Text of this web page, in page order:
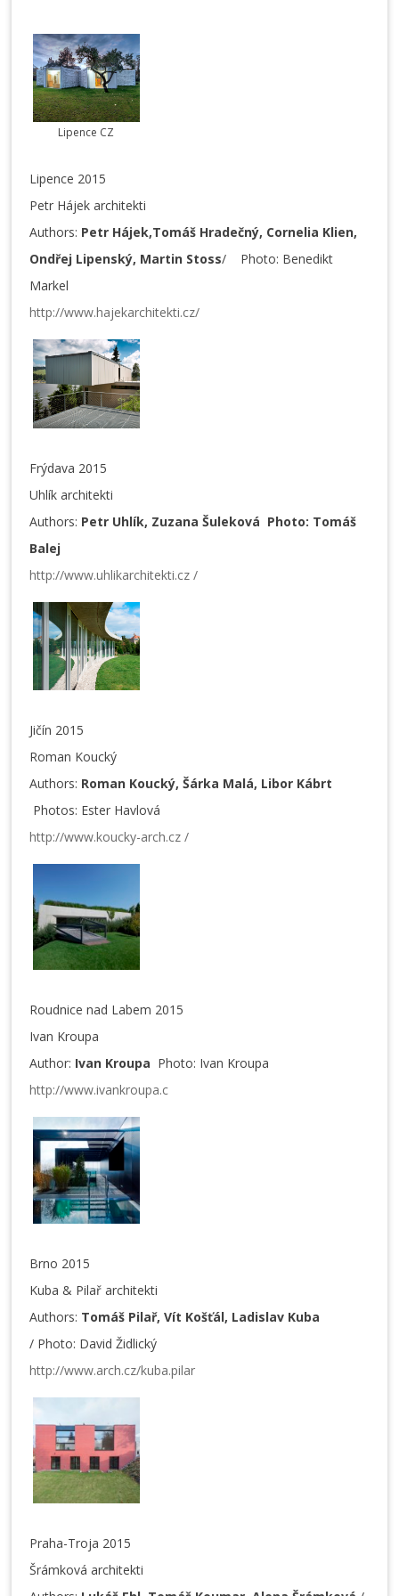
Lipence CZ
Lipence 2015
Petr Hájek architekti
Authors: Petr Hájek,Tomáš Hradečný, Cornelia Klien,
Ondřej Lipenský, Martin Stoss/ Photo: Benedikt
Markel
http://www.hajekarchitekti.cz/
Frýdava 2015
Uhlík architekti
Authors: Petr Uhlík, Zuzana Šuleková Photo: Tomáš
Balej
http://www.uhlikarchitekti.cz /
Jičín 2015
Roman Koucký
Authors: Roman Koucký, Šárka Malá, Libor Kábrt
Photos: Ester Havlová
http://www.koucky-arch.cz /
Roudnice nad Labem 2015
Ivan Kroupa
Author: Ivan Kroupa Photo: Ivan Kroupa
http://www.ivankroupa.c
Brno 2015
Kuba & Pilař architekti
Authors: Tomáš Pilař, Vít Košťál, Ladislav Kuba
/ Photo: David Židlický
http://www.arch.cz/kuba.pilar
Praha-Troja 2015
Šrámková architekti